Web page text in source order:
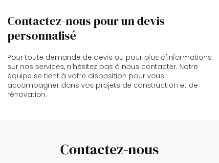
Contactez-nous pour un devis
personnalisé
Pour toute demande de devis ou pour plus d'informations
sur nos services, n'hésitez pas à nous contacter. Notre
équipe se tient à votre disposition pour vous
accompagner dans vos projets de construction et de
rénovation.
Contactez-nous